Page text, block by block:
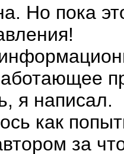
Но пока
я написал.
как
за